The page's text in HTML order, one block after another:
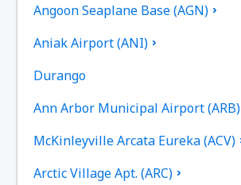
Angoon Seaplane Base (AGN)
Aniak Airport (ANI)
Durango
Ann Arbor Municipal Airport (ARB)
McKinleyville Arcata Eureka (ACV)
Arctic Village Apt. (ARC)